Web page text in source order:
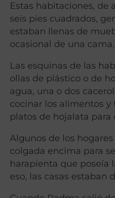
Estas habitaciones, de
seis pies cuadrados,
estaban llenas de
ocasional de una cama.
Las esquinas de las
ollas de plástico o de
agua, una o dos
cocinar los alimentos y
platos de hojalata para
Algunos de los
colgada encima para
harapienta que poseía
eso, las casas estaban